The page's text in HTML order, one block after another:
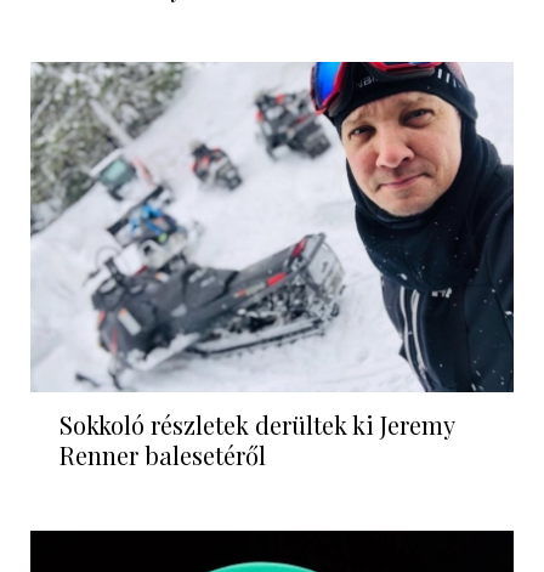
Sokkoló részletek derültek ki Jeremy
Renner balesetéről